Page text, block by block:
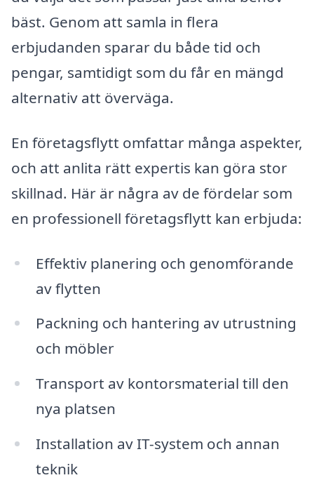
bäst. Genom att samla in flera
erbjudanden sparar du både tid och
pengar, samtidigt som du får en mängd
alternativ att överväga.
En företagsflytt omfattar många aspekter,
och att anlita rätt expertis kan göra stor
skillnad. Här är några av de fördelar som
en professionell företagsflytt kan erbjuda:
Effektiv planering och genomförande
av flytten
Packning och hantering av utrustning
och möbler
Transport av kontorsmaterial till den
nya platsen
Installation av IT-system och annan
teknik